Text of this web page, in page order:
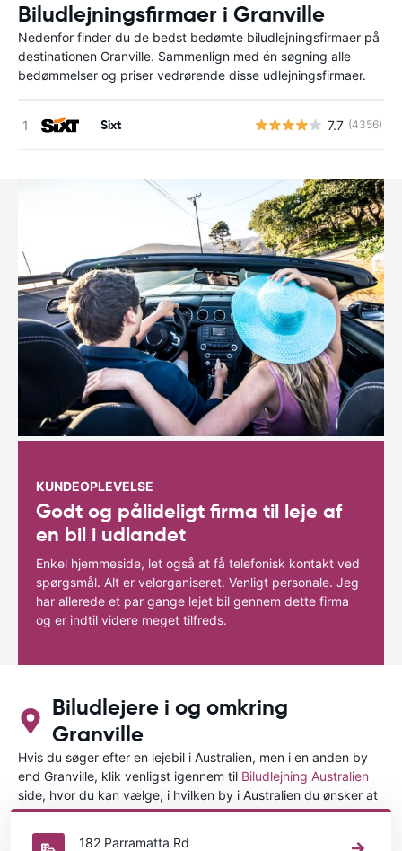
Biludlejningsfirmaer i Granville
Nedenfor finder du de bedst bedømte biludlejningsfirmaer på
destinationen Granville. Sammenlign med én søgning alle
bedømmelser og priser vedrørende disse udlejningsfirmaer.
Sixt 7.7 (4356)
KUNDEOPLEVELSE
Godt og pålideligt firma til leje af
en bil i udlandet
Enkel hjemmeside, let også at få telefonisk kontakt ved
spørgsmål. Alt er velorganiseret. Venligt personale. Jeg
har allerede et par gange lejet bil gennem dette firma
og er indtil videre meget tilfreds.
Biludlejere i og omkring
Granville
Hvis du søger efter en lejebil i Australien, men i en anden by
end Granville, klik venligst igennem til Biludlejning Australien
side, hvor du kan vælge, i hvilken by i Australien du ønsker at
leje en bil.
182 Parramatta Rd